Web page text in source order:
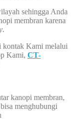
sehingga Anda
membran karena
.
kontak Kami melalui
Kami, CT-
kanopi membran,
menghubungi